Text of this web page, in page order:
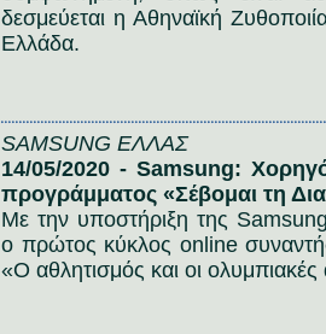
δεσμεύεται η Αθηναϊκή
Ελλάδα.
SAMSUNG ΕΛΛΑΣ
14/05/2020 - Samsung:
προγράμματος «Σέβομαι τη
Με την υποστήριξη της
ο πρώτος κύκλος online
«Ο αθλητισμός και οι